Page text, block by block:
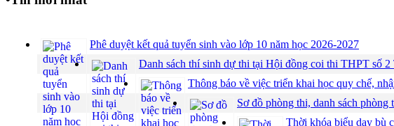
Phê duyệt kết quả tuyển sinh vào lớp 10 năm học 2026-2027
Danh sách thí sinh dự thi tại Hội đồng coi thi THPT số
Thông báo về việc triển khai học quy chế,
Sơ đồ phòng thi, danh sách
Thời khóa biểu dạy bù